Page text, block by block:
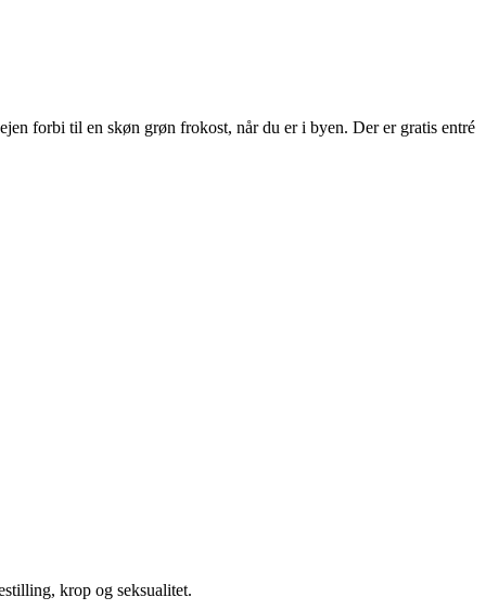
forbi til en skøn grøn frokost, når du er i byen. Der er gratis entré
krop og seksualitet.